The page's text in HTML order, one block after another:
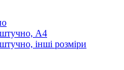
А4
інші розміри